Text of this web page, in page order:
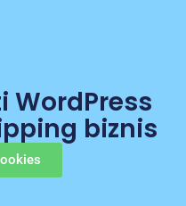
WordPress
biznis